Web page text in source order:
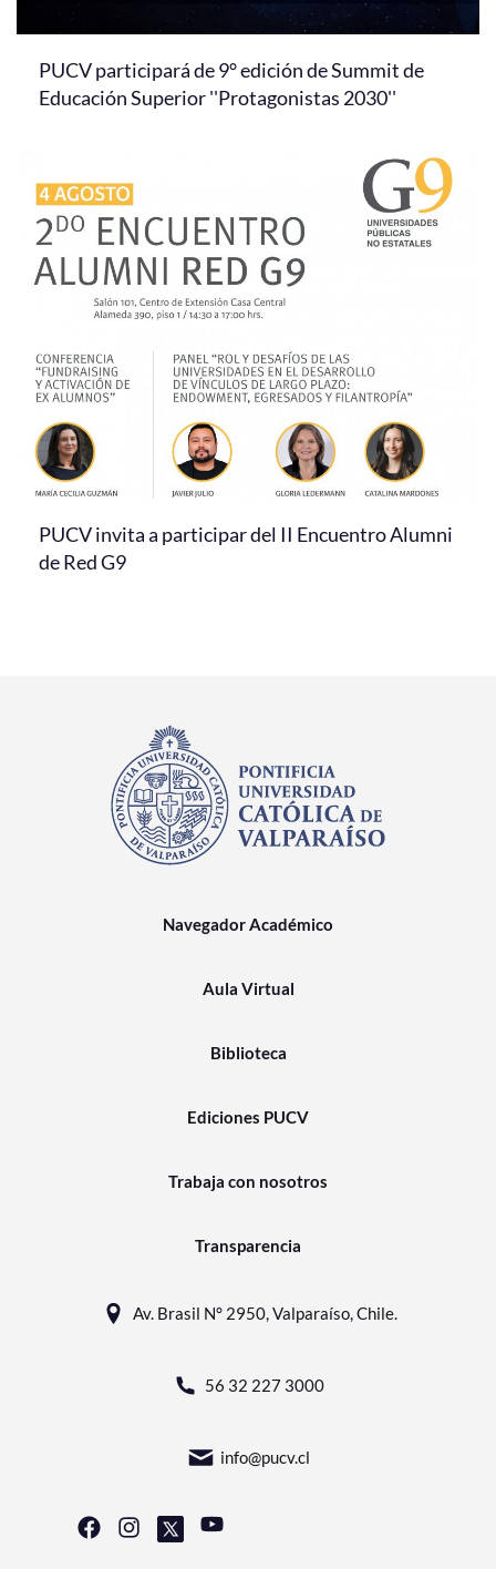
PUCV participará de 9° edición de Summit de
Educación Superior ''Protagonistas 2030''
PUCV invita a participar del II Encuentro Alumni
de Red G9
Navegador Académico
Aula Virtual
Biblioteca
Ediciones PUCV
Trabaja con nosotros
Transparencia
Av. Brasil N° 2950, Valparaíso, Chile.
56 32 227 3000
info@pucv.cl